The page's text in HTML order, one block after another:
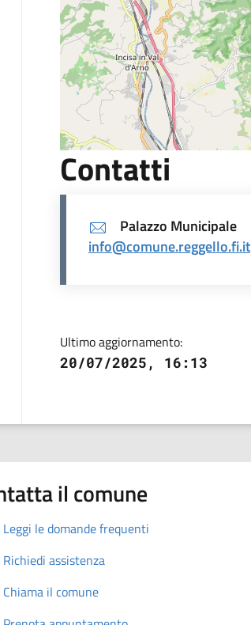
Contatti
Palazzo Municipale
info@comune.reggello.fi.it
Ultimo aggiornamento:
20/07/2025, 16:13
il comune
Leggi le domande frequenti
Richiedi assistenza
Chiama il comune